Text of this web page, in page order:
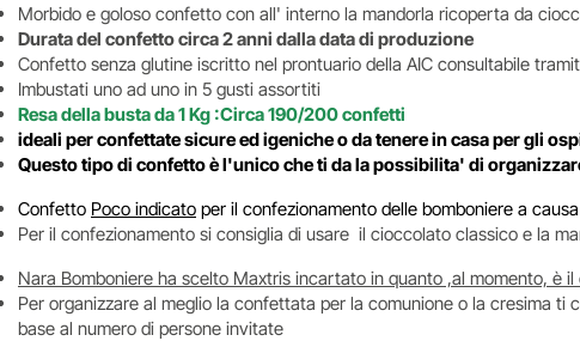
Morbido e goloso confetto con all' interno la mandorla ricoperta da
Durata del confetto circa 2 anni dalla data di produzione
Confetto senza glutine iscritto nel prontuario della AIC consultabile
Imbustati uno ad uno in 5 gusti assortiti
Resa della busta da 1 Kg :Circa 190/200 confetti
ideali per confettate sicure ed igeniche oda tenere in casa per gli
Questo tipo di confetto è l'unico che ti da la possibilita' di
Confetto Poco indicato per il confezionamento delle bomboniere a
Per il confezionamento si consiglia di usare il cioccolato classico e la
Nara Bomboniere ha scelto Maxtris incartato in quanto ,al momento, è
Per organizzare al meglio la confettata per la comunione o la cresima
base al numero di persone invitate